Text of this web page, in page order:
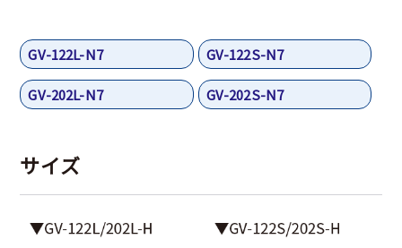
GV-122L-N7 GV-122S-N7
GV-202L-N7 GV-202S-N7
サイズ